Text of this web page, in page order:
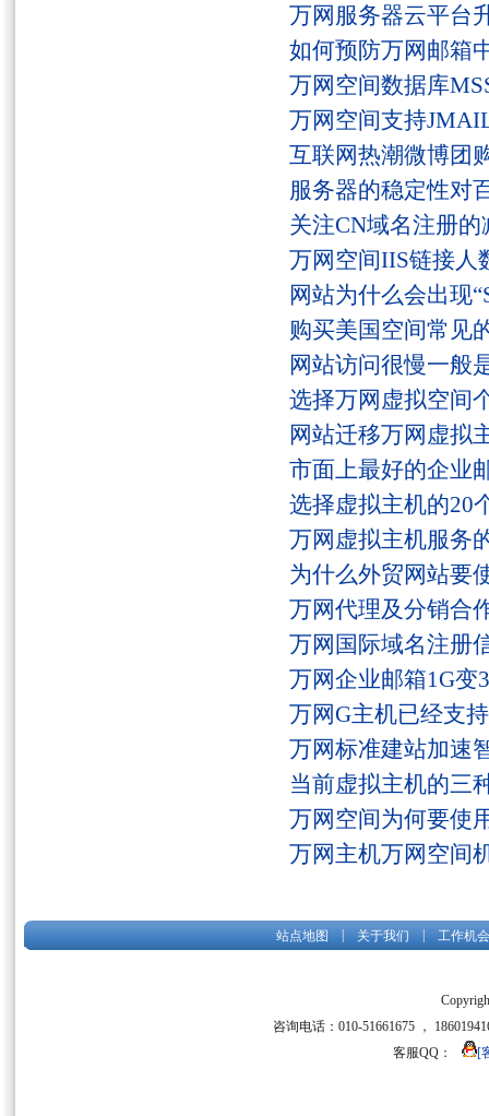
万网服务器云平台
如何预防万网邮箱
万网空间数据库
万网空间支持
互联网热潮微博团
服务器的稳定性对
关注CN域名注册
万网空间IIS链接人
网站为什么会出现
购买美国空间常见
网站访问很慢一般
选择万网虚拟空间
网站迁移万网虚拟
市面上最好的企业
选择虚拟主机的20
万网虚拟主机服务
为什么外贸网站要
万网代理及分销合
万网国际域名注册
万网企业邮箱1G变
万网G主机已经支
万网标准建站加速
当前虚拟主机的三
万网空间为何要使
万网主机万网空间
站点地图 关于我们 工作机会
咨询电话：010-51661675 ，
客服QQ：
[